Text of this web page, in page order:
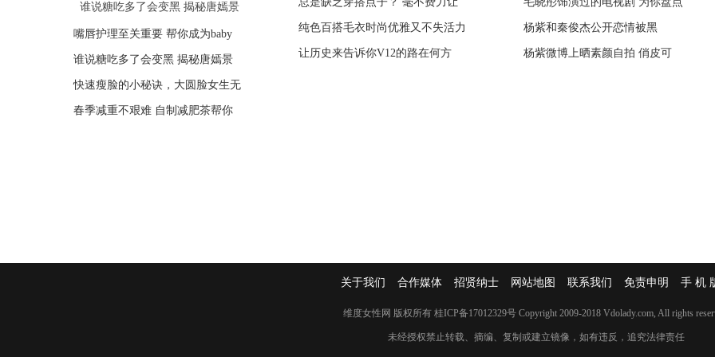
谁说糖吃多了会变黑 揭秘唐嫣景
嘴唇护理至关重要 帮你成为baby
谁说糖吃多了会变黑 揭秘唐嫣景
快速瘦脸的小秘诀，大圆脸女生无
春季减重不艰难 自制减肥茶帮你
纯色百搭毛衣时尚优雅又不失活力
让历史来告诉你V12的路在何方
杨紫和秦俊杰公开恋情被黑
杨紫微博上晒素颜自拍 俏皮可
女王节和金领冠相约喜马拉雅，享
赵丽颖身穿抹胸透视裙 性感而
背带裤绝对的减龄神器 你需要
流行的七分裤该如何穿搭 教你如
阔腿裤的精致搭配吸睛无数 营
明星辣妈都点赞的金领冠，凭什么
春季长高黄金期，让孩子吃出大长
裹围巾没那么简单 最时髦围围巾
堆堆袜助你成保暖时尚达人 教你
关于我们 合作媒体 招贤纳士 网站地图 联系我们 免责申明 手 机
维度女性网 版权所有 桂ICP备17012329号Copyright 2009-2018 Vdolady.com, All rights
未经授权禁止转载、摘编、复制或建立镜像，如有违反，追究法律责任